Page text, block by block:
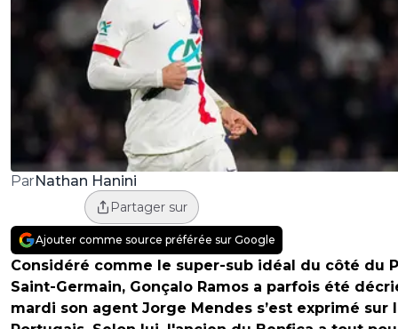
ParNathan Hanini
Partager sur
Ajouter comme source préférée sur Google
Considéré comme le super-sub idéal du côté du
Saint-Germain, Gonçalo Ramos a parfois été
mardi son agent Jorge Mendes s’est exprimé sur